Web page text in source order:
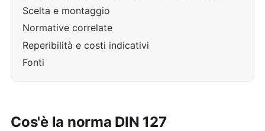
Scelta e montaggio
Normative correlate
Reperibilità e costi indicativi
Fonti
Cos'è la norma DIN 127